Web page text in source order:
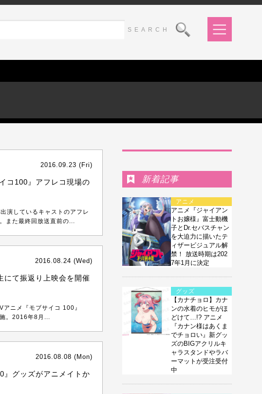
2016.09.23 (Fri)
コ100』アフレコ現場の
演しているキャストのアフレ
また最終回放送直前の...
2016.08.24 (Wed)
にて振返り上映会を開催
ニメ『モブサイコ 100』
。2016年8月...
2016.08.08 (Mon)
』グッズがアニメイトか
新着記事
アニメ
アニメ『ジャイアン
トお嬢様』富士動機
子とDr.セバスチャン
を大迫力に描いたテ
ィザービジュアル解
禁！ 放送時期は202
7年1月に決定
グッズ
【カナチョロ】カナ
ンの水着のヒモがほ
どけて…!? アニメ
『カナン様はあくま
でチョロい』新グッ
ズのBIGアクリルキ
ャラスタンドやラバ
ーマットが受注受付
中